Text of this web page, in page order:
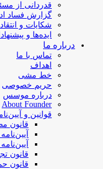
قدردانی از
گزارش فساد
شکایات و
ایده‌ها و
درباره ما
تماس با ما
اهداف
خط مشی
حریم خصوصی
درباره موسس
About Founder
قوانین و
‌قانون
قانون
قانون